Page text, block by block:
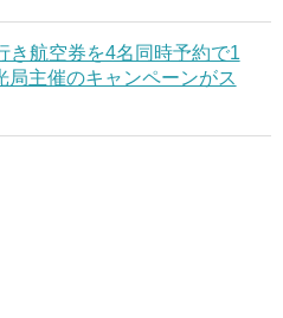
き航空券を4名同時予約で1
局主催のキャンペーンがス